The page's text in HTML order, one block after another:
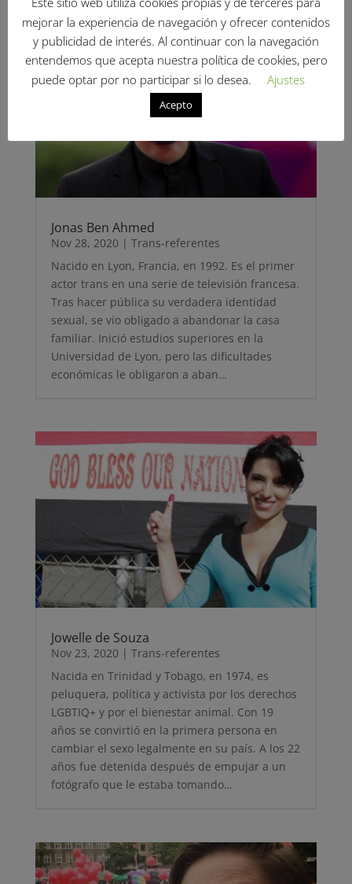
Jonas Ben Ahmed
Nov 28, 2020 | Trans-referentes
Nacido en Lyon, Francia, en 1992. Es el primer
actor trans en una serie de televisión francesa.
Tras hacer pública su verdadera identidad
sexual, se vio obligado a abandonar la casa
familiar. Inició estudios superiores en la
Universidad de Lyon, pero las dificultades
económicas le obligaron a aban…
Jowelle de Souza
Nov 23, 2020 | Trans-referentes
Nacida en Trinidad y Tobago, en 1974, es
peluquera, política y activista por los derechos
LGBTIQ+ y por el bienestar animal. Con 19
años se convirtió en la primera persona en
cambiar el sexo legalmente en su país. A los 22
años fue detenida después de empujar a un
fotógrafo que le estaba tomando…
mejorar la experiencia de navegación y ofrecer contenidos
y publicidad de interés. Al continuar con la navegación
entendemos que acepta nuestra política de cookies, pero
puede optar por no participar si lo desea.
Ajustes
Acepto